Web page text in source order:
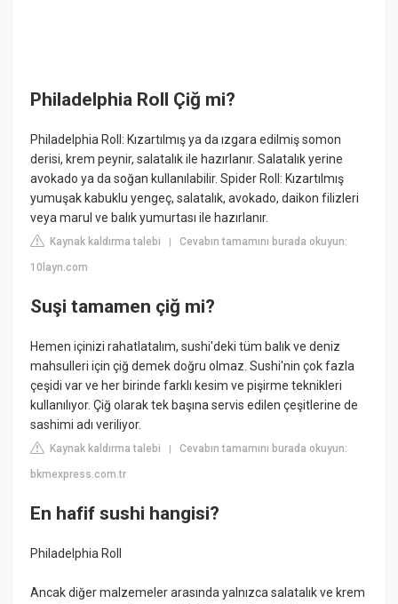
Philadelphia Roll Çiğ mi?
Philadelphia Roll: Kızartılmış ya da ızgara edilmiş somon
derisi, krem peynir, salatalık ile hazırlanır. Salatalık yerine
avokado ya da soğan kullanılabilir. Spider Roll: Kızartılmış
yumuşak kabuklu yengeç, salatalık, avokado, daikon filizleri
veya marul ve balık yumurtası ile hazırlanır.
Kaynak kaldırma talebi |Cevabın tamamını burada okuyun:
10layn.com
Suşi tamamen çiğ mi?
Hemen içinizi rahatlatalım, sushi'deki tüm balık ve deniz
mahsulleri için çiğ demek doğru olmaz. Sushi'nin çok fazla
çeşidi var ve her birinde farklı kesim ve pişirme teknikleri
kullanılıyor. Çiğ olarak tek başına servis edilen çeşitlerine de
sashimi adı veriliyor.
Kaynak kaldırma talebi |Cevabın tamamını burada okuyun:
bkmexpress.com.tr
En hafif sushi hangisi?
Philadelphia Roll
Ancak diğer malzemeler arasında yalnızca salatalık ve krem